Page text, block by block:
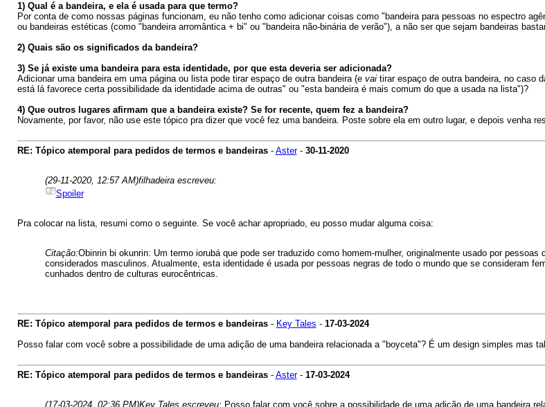
1) Qual é a bandeira, e ela é usada para que termo?
Por conta de como nossas páginas funcionam, eu não tenho como adicionar coisas como "bandeira para pessoas no espectro
ou bandeiras estéticas (como "bandeira arromântica + bi" ou "bandeira não-binária de verão"), a não ser que sejam bandeiras
2) Quais são os significados da bandeira?
3) Se já existe uma bandeira para esta identidade, por que esta deveria ser adicionada?
Adicionar uma bandeira em uma página ou lista pode tirar espaço de outra bandeira (e vaitirar espaço de outra bandeira, no caso
está lá favorece certa possibilidade da identidade acima de outras" ou "esta bandeira é mais comum do que a usada na lista")?
4) Que outros lugares afirmam que a bandeira existe? Se for recente, quem fez a bandeira?
Novamente, por favor, não use este tópico pra dizer que você fez uma bandeira. Poste sobre ela em outro lugar, e depois venha
RE: Tópico atemporal para pedidos de termos e bandeiras- Aster- 30-11-2020
(29-11-2020, 12:57 AM)filhadeira escreveu:
Spoiler
Pra colocar na lista, resumi como o seguinte. Se você achar apropriado, eu posso mudar alguma coisa:
Citação:Obinrin bi okunrin: Um termo iorubá que pode ser traduzido como homem-mulher, originalmente usado por
considerados masculinos. Atualmente, esta identidade é usada por pessoas negras de todo o mundo que se consideram
cunhados dentro de culturas eurocêntricas.
RE: Tópico atemporal para pedidos de termos e bandeiras- Key Tales - 17-03-2024
Posso falar com você sobre a possibilidade de uma adição de uma bandeira relacionada a "boyceta"? É um design simples mas
RE: Tópico atemporal para pedidos de termos e bandeiras- Aster- 17-03-2024
(17-03-2024, 02:36 PM)Key Tales escreveu: Posso falar com você sobre a possibilidade de uma adição de uma bandeira